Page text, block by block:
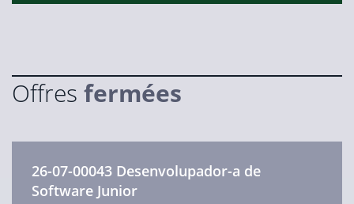
Offres fermées
26-07-00043 Desenvolupador-a de
Software Junior